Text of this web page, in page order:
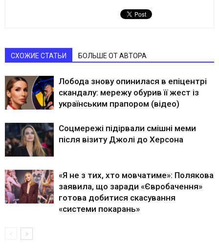
СХОЖИЕ СТАТЬИ БОЛЬШЕ ОТ АВТОРА
Лобода знову опинилася в епіцентрі
скандалу: мережу обурив її жест із
українським прапором (відео)
Соцмережі підірвали смішні меми
після візиту Джолі до Херсона
«Я не з тих, хто мовчатиме»: Полякова
заявила, що заради «Євробачення»
готова добитися скасування
«системи покарань»